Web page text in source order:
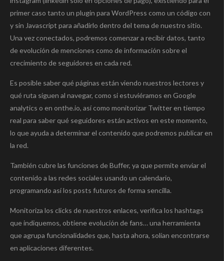
primer caso tanto un plugin para WordPress como un código con
y sin Javascript para añadirlo dentro del tema de nuestro sitio.
Una vez conectados, podremos comenzar a recibir datos, tanto
de evolución de menciones como de información sobre el
crecimiento de seguidores en cada red.
Es posible saber qué páginas están viendo nuestros lectores y
qué ruta siguen al navegar, como si estuviéramos en Google
analytics o en onthe.io, así como monitorizar Twitter en tiempo
real para saber qué seguidores están activos en este momento,
lo que ayuda a determinar el contenido que podremos publicar en
la red.
También cubre las funciones de Buffer, ya que permite enviar el
contenido a las redes sociales usando un calendario,
programando así los posts futuros de forma sencilla.
Monitoriza los clicks de nuestros enlaces, verifica los hashtags
que indiquemos, obtiene evolución de fans… una herramienta
que agrupa funcionalidades que, hasta ahora, solían encontrarse
en aplicaciones diferentes.